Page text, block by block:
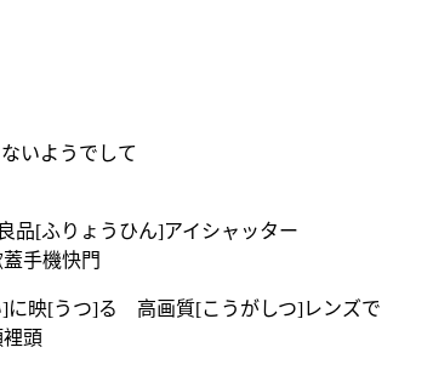
いようでして
[ふりょうひん]アイシャッター
手機快門
に映[うつ]る 高画質[こうがしつ]レンズで
頭